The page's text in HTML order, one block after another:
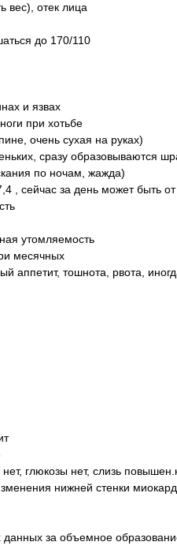
вес), отек лица
до 170/110
и язвах
при хотьбе
очень сухая на руках)
сразу образовываются
по ночам, жажда)
, сейчас за день может быть
утомляемость
месячных
тошнота, рвота,
глюкозы нет, слизь
нижней стенки
данных за объемное